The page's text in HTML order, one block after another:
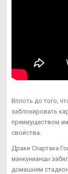
Вплоть до того,
заблокировать
преимуществом
свойства.
Драки Спартака
манкунианцы
домашнем